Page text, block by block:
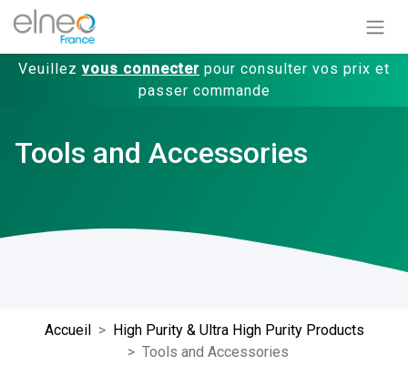
Veuillez vous connecter pour consulter vos prix et
passer commande
Tools and Accessories
Accueil
High Purity & Ultra High Purity Products
Tools and Accessories